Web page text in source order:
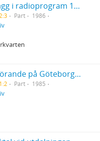
Manuskript till inlägg i radioprogram 19/3 1986
Part
1986
Manuskript till anförande på Göteborgs stadsteaters soaré till stöd för ANC
Part
1985